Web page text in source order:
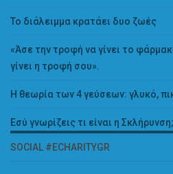
Το διάλειμμα κρατάει δυο ζωές
«Άσε την τροφή να γίνει το
γίνει η τροφή σου».
Η θεωρία των 4 γεύσεων: γλυκό,
Εσύ γνωρίζεις τι είναι η
SOCIAL #ECHARITYGR